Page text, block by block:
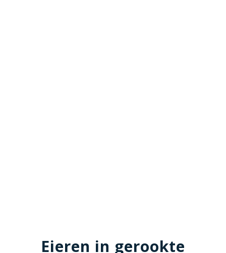
Eieren in gerookte